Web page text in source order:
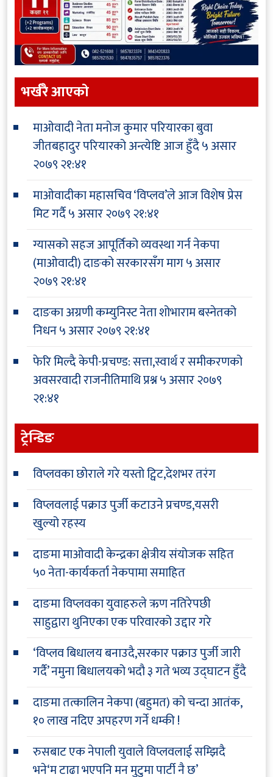
भर्खरै आएकाे
माओवादी नेता मनोज कुमार परियारका बुवा
जीतबहादुर परियारको अन्त्येष्टि आज हुँदै५ असार
२०७९ २१:४१
माओवादीका महासचिव ‘विप्लव’ले आज विशेष प्रेस
मिट गर्दै५ असार २०७९ २१:४१
ग्यासको सहज आपूर्तिको व्यवस्था गर्न नेकपा
(माओवादी) दाङको सरकारसँग माग५ असार
२०७९ २१:४१
दाङका अग्रणी कम्युनिस्ट नेता शोभाराम बस्नेतको
निधन५ असार २०७९ २१:४१
फेरि मिल्दै केपी-प्रचण्ड: सत्ता,स्वार्थ र समीकरणको
अवसरवादी राजनीतिमाथि प्रश्न५ असार २०७९
२१:४१
ट्रेन्डिङ
विप्लवका छोराले गरे यस्तो ट्विट,देशभर तरंग
विप्लवलाई पक्राउ पुर्जी कटाउने प्रचण्ड,यसरी
खुल्यो रहस्य
दाङमा माओवादी केन्द्रका क्षेत्रीय संयोजक सहित
५० नेता-कार्यकर्ता नेकपामा समाहित
दाङमा विप्लवका युवाहरुले ऋण नतिरेपछी
साहुद्वारा थुनिएका एक परिवारको उद्दार गरे
‘विप्लव बिधालय बनाउदै,सरकार पक्राउ पुर्जी जारी
गर्दै’ नमुना बिधालयको भदौ ३ गते भव्य उद्घाटन हुँदै
दाङमा तत्कालिन नेकपा (बहुमत) को चन्दा आतंक,
१० लाख नदिए अपहरण गर्ने धम्की !
रुसबाट एक नेपाली युवाले विप्लवलाई सम्झिदै
भने‘म टाढा भएपनि मन मुटुमा पार्टी नै छ’